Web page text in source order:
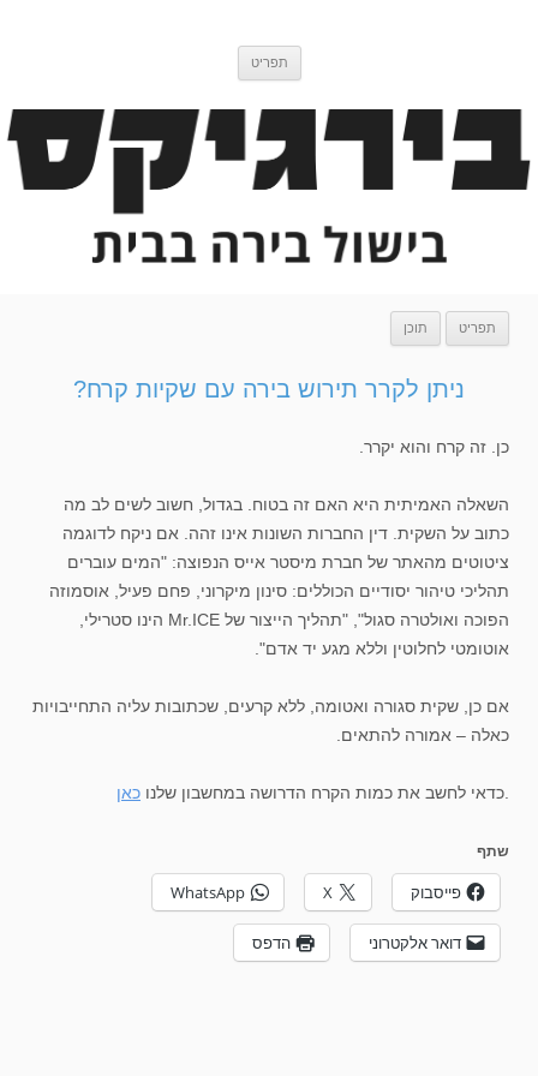
תפריט
תפריט תוכן
ניתן לקרר תירוש בירה עם שקיות קרח?
כן. זה קרח והוא יקרר.
השאלה האמיתית היא האם זה בטוח. בגדול, חשוב לשים לב מה
כתוב על השקית. דין החברות השונות אינו זהה. אם ניקח לדוגמה
ציטוטים מהאתר של חברת מיסטר אייס הנפוצה: "המים עוברים
תהליכי טיהור יסודיים הכוללים: סינון מיקרוני, פחם פעיל, אוסמוזה
הפוכה ואולטרה סגול", "תהליך הייצור של Mr.ICE הינו סטרילי,
אוטומטי לחלוטין וללא מגע יד אדם".
אם כן, שקית סגורה ואטומה, ללא קרעים, שכתובות עליה התחייבויות
כאלה – אמורה להתאים.
כדאי לחשב את כמות הקרח הדרושה במחשבון שלנו כאן
שתף
פייסבוק X
WhatsApp
דואר אלקטרוני הדפס